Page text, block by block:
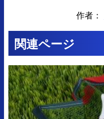
作者：
関連ページ